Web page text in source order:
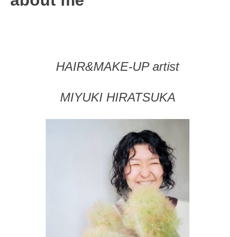
特定商取引
Sitemap
HAIR&MAKE-UP artist
MIYUKI HIRATSUKA